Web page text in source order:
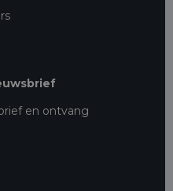
en ontvang